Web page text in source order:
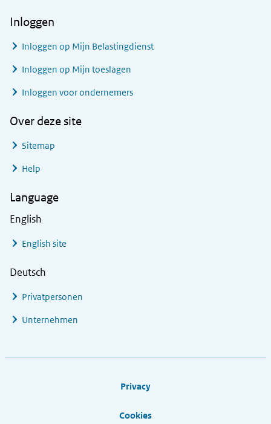
Inloggen
Inloggen op Mijn Belastingdienst
Inloggen op Mijn toeslagen
Inloggen voor ondernemers
Over deze site
Sitemap
Help
Language
English
English site
Deutsch
Privatpersonen
Unternehmen
Privacy
Cookies